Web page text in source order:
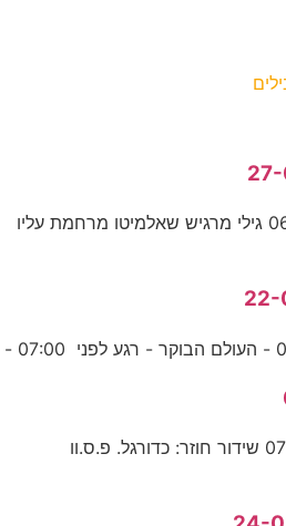
נבסו - שובינזם 06:12 - 06:37 גילי מרגיש שאלמיטו מרחמת עליו
פ.ס.וו - פיינורד 06:00 - 07:45 שידור חוזר: כדורגל. פ.ס.וו